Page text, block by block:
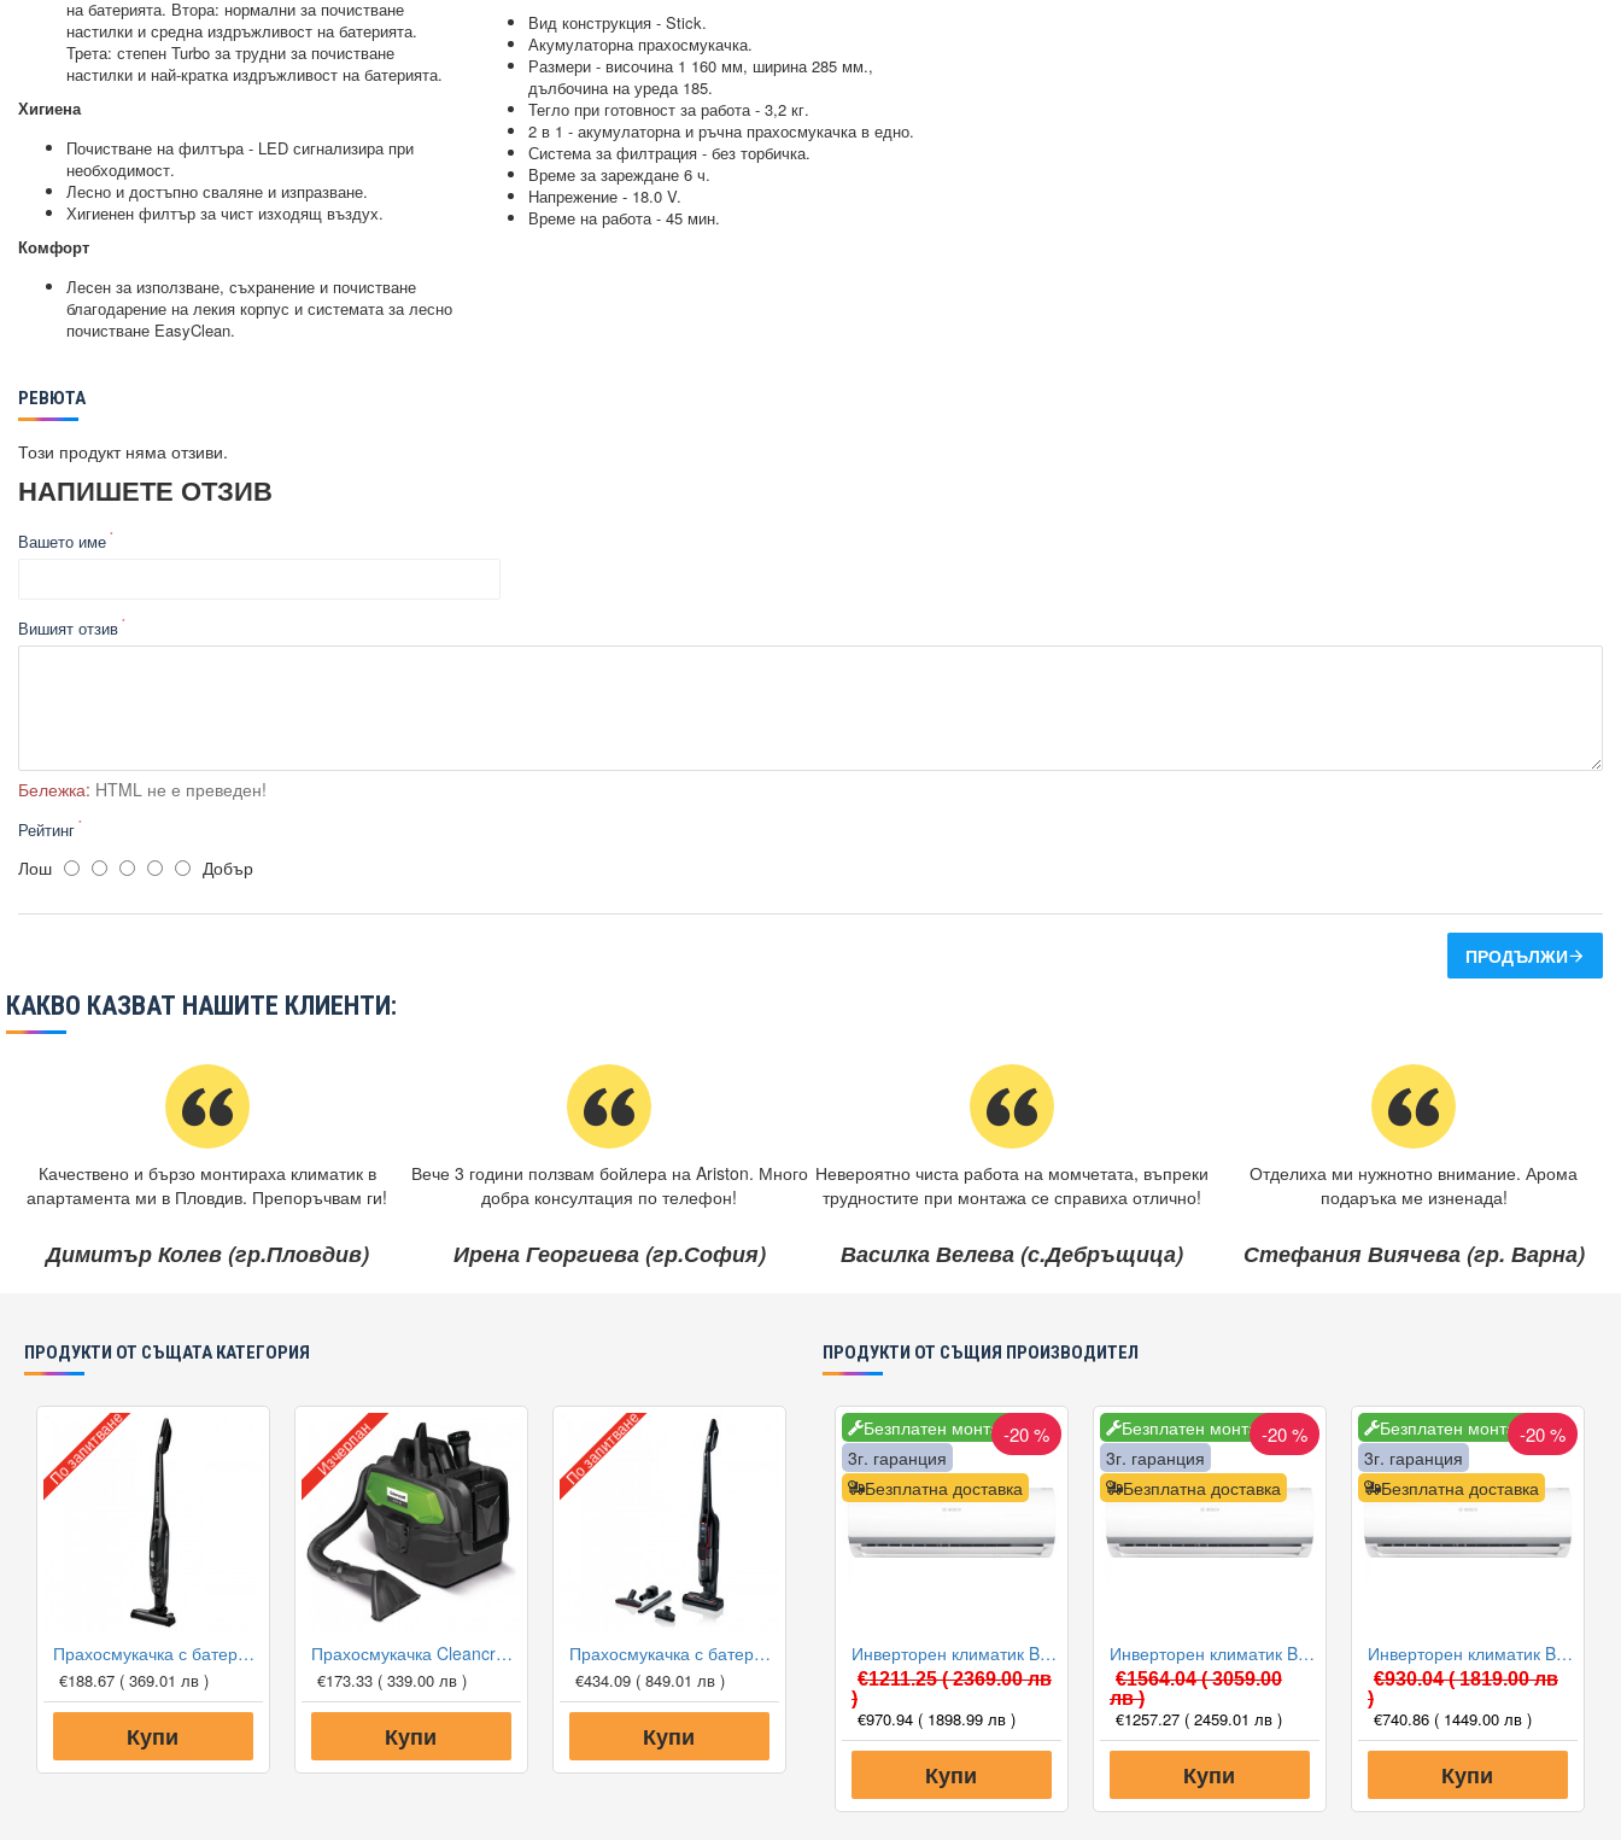
на батерията. Втора: нормални за почистване
настилки и средна издръжливост на батерията.
Трета: степен Turbo за трудни за почистване
настилки и най-кратка издръжливост на батерията.
Хигиена
Почистване на филтъра - LED сигнализира при
необходимост.
Лесно и достъпно сваляне и изпразване.
Хигиенен филтър за чист изходящ въздух.
Комфорт
Лесен за използване, съхранение и почистване
благодарение на лекия корпус и системата за лесно
почистване EasyClean.
Вид конструкция - Stick.
Акумулаторна прахосмукачка.
Размери - височина 1 160 мм, ширина 285 мм.,
дълбочина на уреда 185.
Тегло при готовност за работа - 3,2 кг.
2 в 1 - акумулаторна и ръчна прахосмукачка в едно.
Система за филтрация - без торбичка.
Време за зареждане 6 ч.
Напрежение - 18.0 V.
Време на работа - 45 мин.
РЕВЮТА
Този продукт няма отзиви.
НАПИШЕТЕ ОТЗИВ
Вашето име
Вишият отзив
Бележка: HTML не е преведен!
Рейтинг
Лош Добър
ПРОДЪЛЖИ
КАКВО КАЗВАТ НАШИТЕ КЛИЕНТИ:
Качествено и бързо монтираха климатик в
апартамента ми в Пловдив. Препоръчвам ги!
Димитър Колев (гр.Пловдив)
Вече 3 години ползвам бойлера на Ariston. Много
добра консултация по телефон!
Ирена Георгиева (гр.София)
Невероятно чиста работа на момчетата, въпреки
трудностите при монтажа се справиха отлично!
Василка Велева (с.Дебръщица)
Отделиха ми нужнотно внимание. Арома
подаръка ме изненада!
Стефания Виячева (гр. Варна)
ПРОДУКТИ ОТ СЪЩАТА КАТЕГОРИЯ
По запитване
Прахосмукачка с батерия Bosch BCHF220B Readyy'y
€188.67 ( 369.01 лв )
Купи
Изчерпан
Прахосмукачка Cleancraft flexCAT 18B
€173.33 ( 339.00 лв )
Купи
По запитване
Прахосмукачка с батерия Bosch BBH87POW1 Athlet ProPower 36Vmax
€434.09 ( 849.01 лв )
Купи
ПРОДУКТИ ОТ СЪЩИЯ ПРОИЗВОДИТЕЛ
Безплатен монтаж
Безплатна доставка
3г. гаранция
-20 %
Инверторен климатик Bosch CL2000U W 53 E/CL2000 53 E Climate 2000, 18000 BTU, Клас A++
€1211.25( 2369.00 лв
)
€970.94 ( 1898.99 лв )
Купи
Безплатен монтаж
Безплатна доставка
3г. гаранция
-20 %
Инверторен климатик Bosch CL2000U W 70 E/CL2000 70 E Climate 2000, 24000 BTU, Клас A++
€1564.04( 3059.00
лв )
€1257.27 ( 2459.01 лв )
Купи
Безплатен монтаж
Безплатна доставка
3г. гаранция
-20 %
Инверторен климатик Bosch CL2000U W 35 E/CL2000 35 E Climate 2000, 12000 BTU, Клас A++
€930.04( 1819.00 лв
)
€740.86 ( 1449.00 лв )
Купи